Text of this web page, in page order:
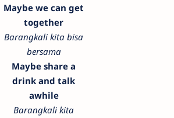
Maybe we can get
together
Barangkali kita bisa
bersama
Maybe share a
drink and talk
awhile
Barangkali kita